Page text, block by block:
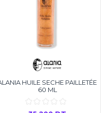
HUILE SECHE PAILLETÉE
60 ML